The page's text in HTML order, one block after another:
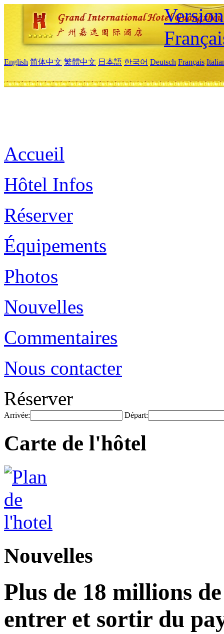
English 简体中文 繁體中文 日本語 한국어 Deutsch Français
Accueil
Hôtel Infos
Réserver
Équipements
Photos
Nouvelles
Commentaires
Nous contacter
Réserver
Arrivée: Départ:
Carte de l'hôtel
Nouvelles
Plus de 18 millions
entrer et sortir du